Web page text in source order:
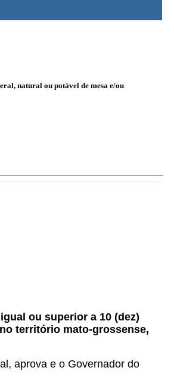
natural ou potável de mesa e/ou
ou superior a 10 (dez)
território mato-grossense,
aprova e o Governador do